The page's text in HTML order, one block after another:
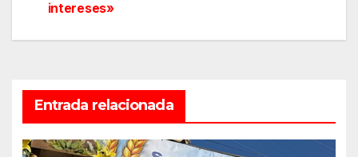
intereses»
Entrada relacionada